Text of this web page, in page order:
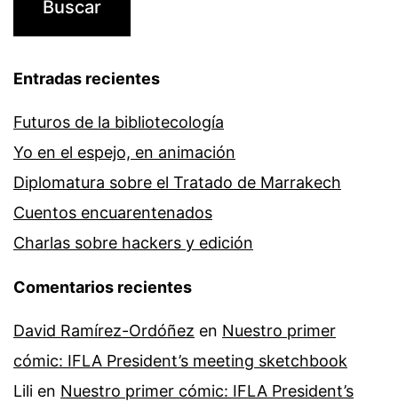
Entradas recientes
Futuros de la bibliotecología
Yo en el espejo, en animación
Diplomatura sobre el Tratado de Marrakech
Cuentos encuarentenados
Charlas sobre hackers y edición
Comentarios recientes
David Ramírez-Ordóñez en Nuestro primer
cómic: IFLA President’s meeting sketchbook
Lili en Nuestro primer cómic: IFLA President’s